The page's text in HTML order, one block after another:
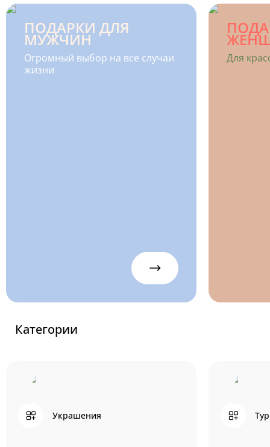
ПОДАРКИ ДЛЯ
МУЖЧИН
Огромный выбор на все случаи
жизни
Для
Категории
Украшения